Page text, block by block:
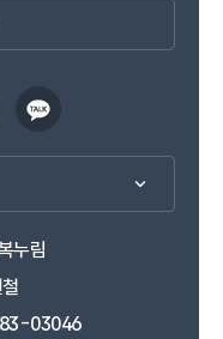
누림
03046